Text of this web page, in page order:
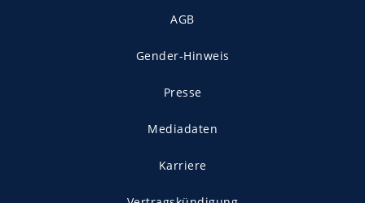
AGB
Gender-Hinweis
Presse
Mediadaten
Karriere